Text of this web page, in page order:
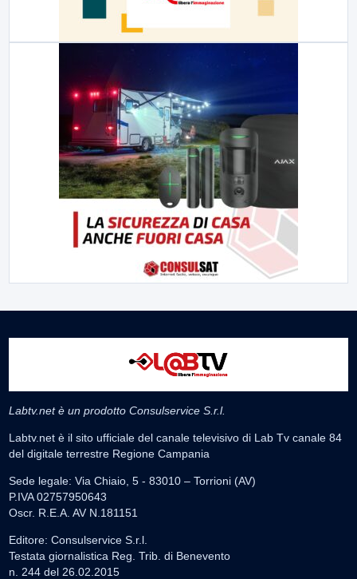
Labtv.net è un prodotto Consulservice S.r.l.
Labtv.net è il sito ufficiale del canale televisivo di Lab Tv canale 84
del digitale terrestre Regione Campania
Sede legale: Via Chiaio, 5 - 83010 – Torrioni (AV)
P.IVA 02757950643
Oscr. R.E.A. AV N.181151
Editore: Consulservice S.r.l.
Testata giornalistica Reg. Trib. di Benevento
n. 244 del 26.02.2015